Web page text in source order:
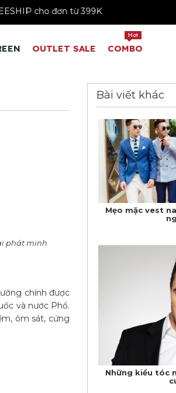
FREESHIP cho đơn từ 399K
OUTLET SALE COMBO
Hot
phát minh
chính được
và nước Phổ.
ôm sát, cứng
Bài viết khác
Mẹo mặc vest
Những kiểu tóc